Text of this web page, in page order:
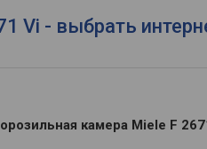
Vi - выбрать
камера Miele F